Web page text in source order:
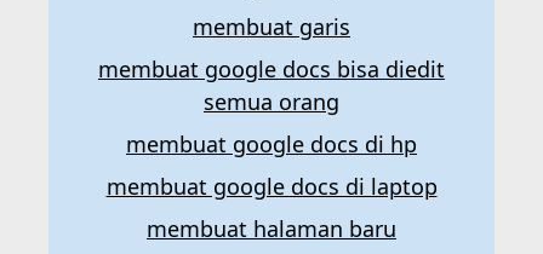
membuat garis
membuat google docs bisa diedit
semua orang
membuat google docs di hp
membuat google docs di laptop
membuat halaman baru